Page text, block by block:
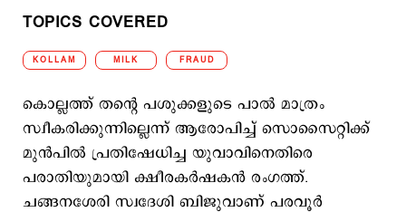
TOPICS COVERED
KOLLAM MILK FRAUD
കൊല്ലത്ത് തന്റെ പശുക്കളുടെ പാൽ മാത്രം
സ്വീകരിക്കുന്നില്ലെന്ന് ആരോപിച്ച് സൊസൈറ്റിക്ക്
മുൻപിൽ പ്രതിഷേധിച്ച യുവാവിനെതിരെ
പരാതിയുമായി ക്ഷീരകര്‍ഷകന്‍ രംഗത്ത്.
ചങ്ങനശേരി സ്വദേശി ബിജുവാണ് പരവൂർ